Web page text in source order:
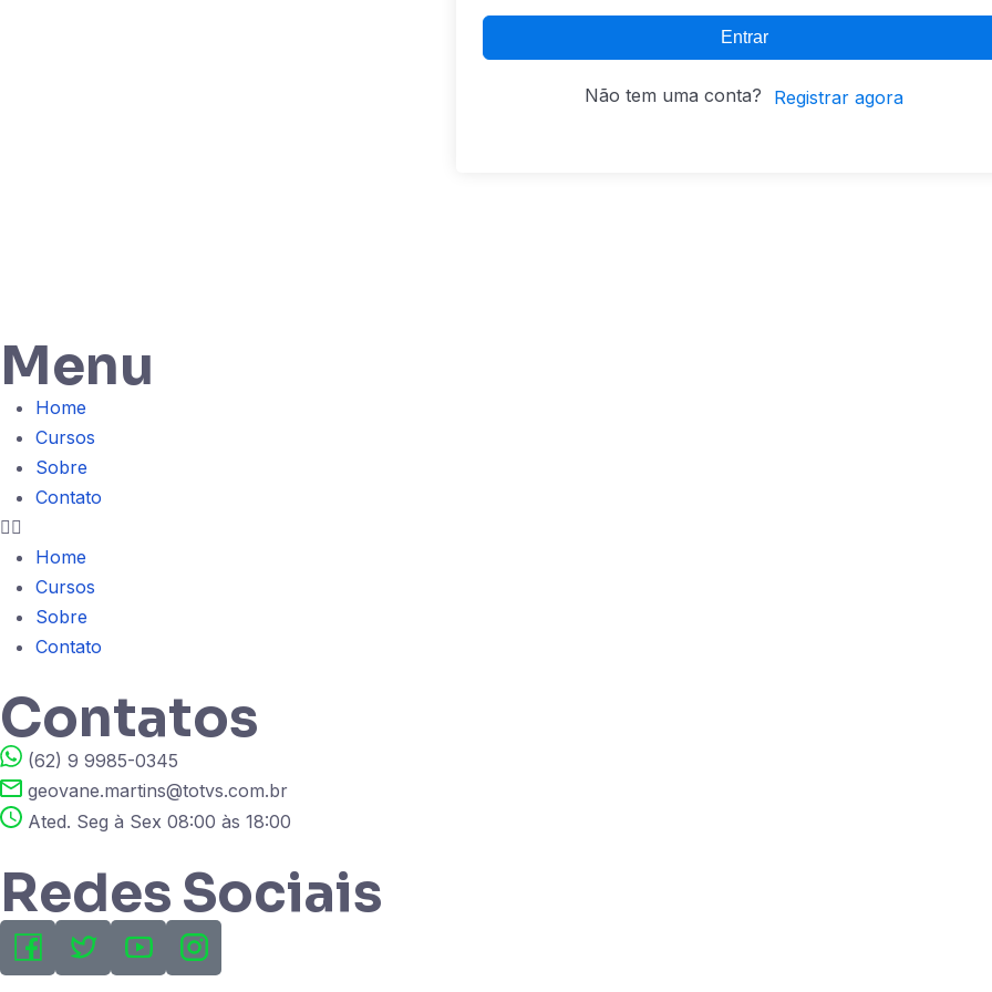
Entrar
Não tem uma conta? Registrar agora
Menu
Home
Cursos
Sobre
Contato
Home
Cursos
Sobre
Contato
Contatos
(62) 9 9985-0345
geovane.martins@totvs.com.br
Ated. Seg à Sex 08:00 às 18:00
Redes Sociais